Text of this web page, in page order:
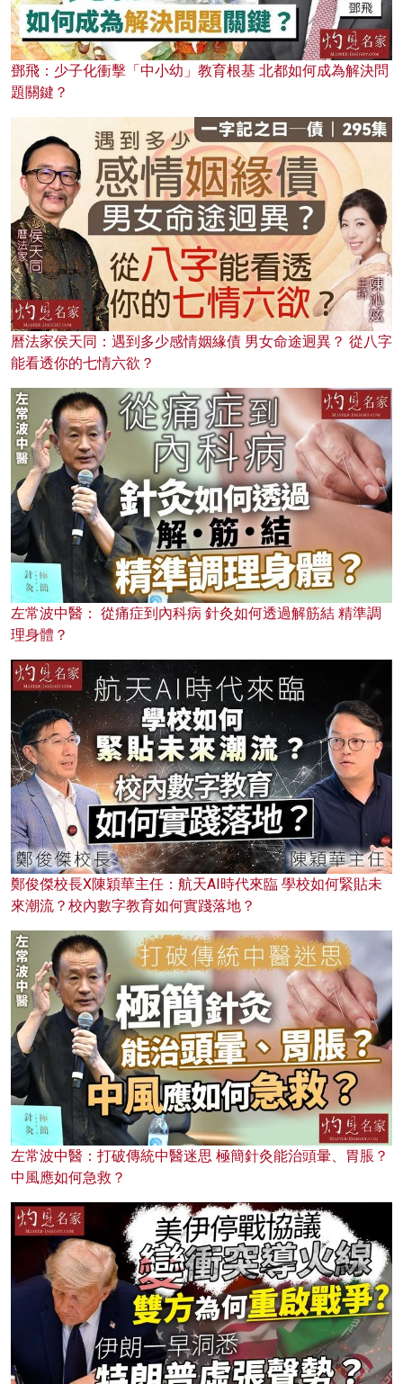
鄧飛：少子化衝擊「中小幼」教育根基 北都如何成為解決問
題關鍵？
曆法家侯天同：遇到多少感情姻緣債 男女命途迥異？ 從八字
能看透你的七情六欲？
左常波中醫： 從痛症到內科病 針灸如何透過解筋結 精準調
理身體？
鄭俊傑校長X陳穎華主任：航天AI時代來臨 學校如何緊貼未
來潮流？校內數字教育如何實踐落地？
左常波中醫：打破傳統中醫迷思 極簡針灸能治頭暈、胃脹？
中風應如何急救？